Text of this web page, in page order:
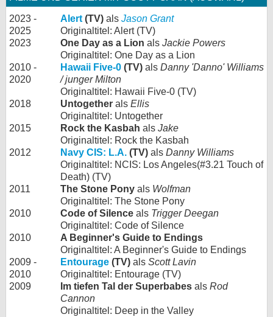
2023 -
2025
Alert (TV) als Jason Grant
Originaltitel: Alert (TV)
2023
One Day as a Lion als Jackie Powers
Originaltitel: One Day as a Lion
2010 -
2020
Hawaii Five-0 (TV) als Danny 'Danno' Williams
/ junger Milton
Originaltitel: Hawaii Five-0 (TV)
2018
Untogether als Ellis
Originaltitel: Untogether
2015
Rock the Kasbah als Jake
Originaltitel: Rock the Kasbah
2012
Navy CIS: L.A. (TV) als Danny Williams
Originaltitel: NCIS: Los Angeles(#3.21 Touch of
Death) (TV)
2011
The Stone Pony als Wolfman
Originaltitel: The Stone Pony
2010
Code of Silence als Trigger Deegan
Originaltitel: Code of Silence
2010
A Beginner's Guide to Endings
Originaltitel: A Beginner's Guide to Endings
2009 -
2010
Entourage (TV) als Scott Lavin
Originaltitel: Entourage (TV)
2009
Im tiefen Tal der Superbabes als Rod
Cannon
Originaltitel: Deep in the Valley